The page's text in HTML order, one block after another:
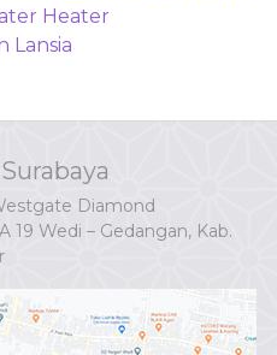
Heater
Lansia
Diamond
19 Wedi – Gedangan, Kab.